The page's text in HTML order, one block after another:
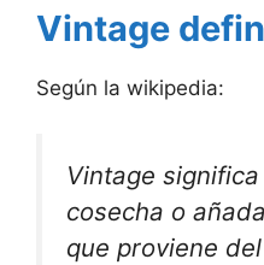
Vintage
Según la wikipedia:
Vintage
cosecha o
que proviene